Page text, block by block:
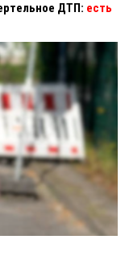
ДТП: есть